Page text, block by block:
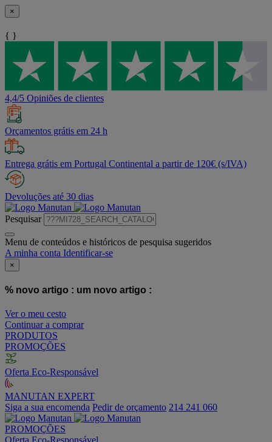
×
{ }
4,4/5 Opiniões de clientes
Orçamentos grátis em 24 h
Entrega grátis em Portugal Continental a partir de 120€ (s/IVA)
Devoluções até 30 dias
Pesquisar
Menu de conteúdos e históricos de pesquisa sugeridos
A minha conta Identificar-se
×
% novo artigo : um novo artigo :
Ver o meu cesto
Continuar a comprar
PRODUTOS
PROMOÇÕES
Oferta Eco-Responsável
MANUTAN EXPERT
Siga a sua encomenda Pedir de orçamento 214 241 060
PROMOÇÕES
Oferta Eco-Responsável